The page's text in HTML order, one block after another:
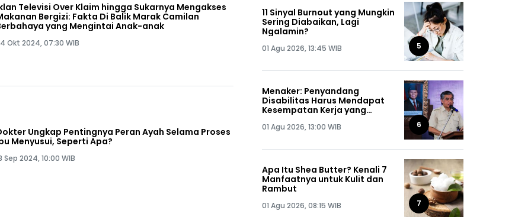
Televisi Over Klaim hingga Sukarnya Mengakses
Bergizi: Fakta Di Balik Marak Camilan
yang Mengintai Anak-anak
Okt 2024, 07:30 WIB
Ungkap Pentingnya Peran Ayah Selama Proses
Menyusui, Seperti Apa?
Sep 2024, 10:00 WIB
11 Sinyal Burnout yang Mungkin
Sering Diabaikan, Lagi
Ngalamin?
01 Agu 2026, 13:45 WIB 5
Menaker: Penyandang
Disabilitas Harus Mendapat
Kesempatan Kerja yang
01 Agu 2026, 13:00 WIB 6
Apa Itu Shea Butter? Kenali 7
Manfaatnya untuk Kulit dan
Rambut
01 Agu 2026, 08:15 WIB 7